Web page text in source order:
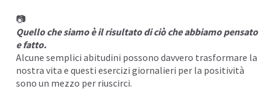
📷
Quello che siamo è il risultato di ciò che abbiamo pensato
e fatto.
Alcune semplici abitudini possono davvero trasformare la
nostra vita e questi esercizi giornalieri per la positività
sono un mezzo per riuscirci.